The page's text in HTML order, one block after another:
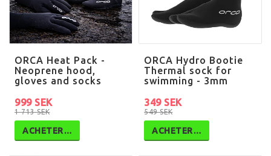
ORCA Heat Pack -
Neoprene hood,
gloves and socks
1 713 SEK
999 SEK
ACHETER…
ORCA Hydro Bootie
Thermal sock for
swimming - 3mm
549 SEK
349 SEK
ACHETER…